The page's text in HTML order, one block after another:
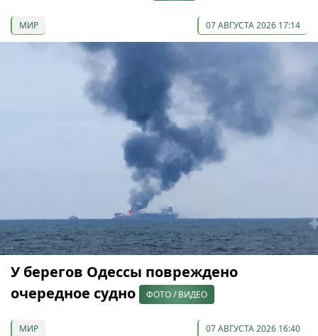
МИР 07 АВГУСТА 2026 17:14
У берегов Одессы повреждено
очередное судно
ФОТО / ВИДЕО
МИР 07 АВГУСТА 2026 16:40